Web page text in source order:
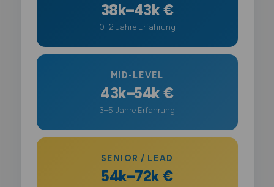
38k–43k €
0–2 Jahre Erfahrung
MID-LEVEL
43k–54k €
3–5 Jahre Erfahrung
SENIOR / LEAD
54k–72k €